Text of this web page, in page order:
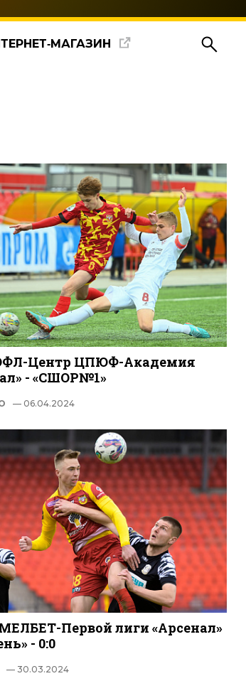
Центр ЦПЮФ-Академия
- «СШОР№1»
— 06.04.2024
Первой лиги «Арсенал»
- 0:0
— 30.03.2024